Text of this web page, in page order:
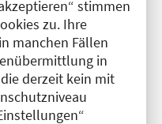
stimmen
zu. Ihre
manchen Fällen
in
derzeit kein mit
Haftung obliegt dem
neu laden